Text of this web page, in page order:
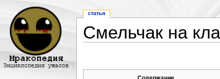
Смельчак на
статья